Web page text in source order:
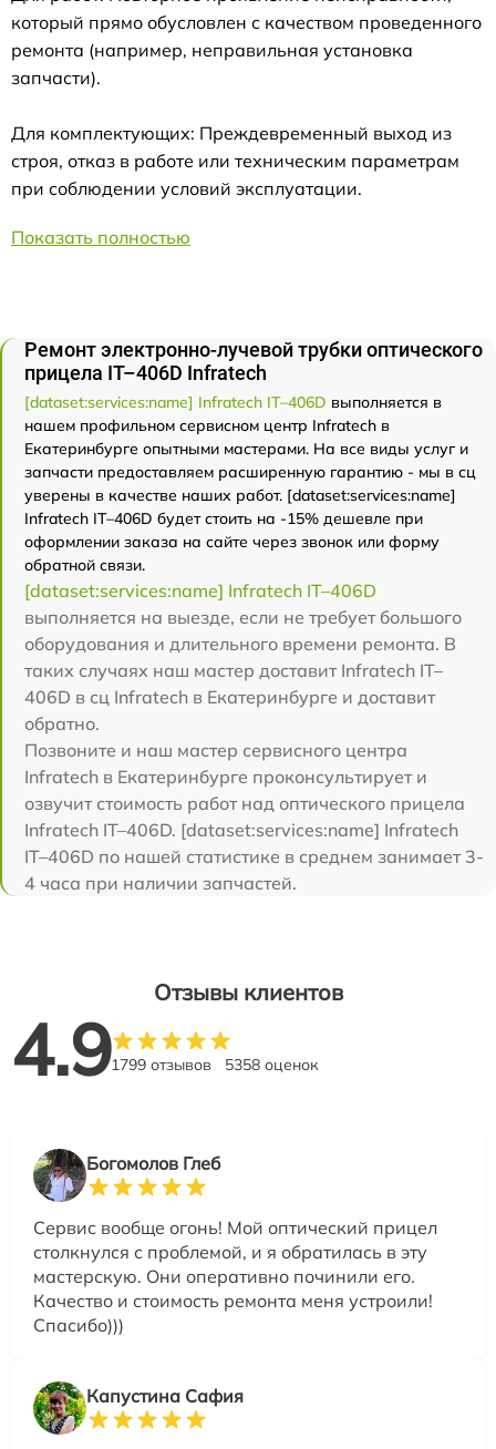
который прямо обусловлен с качеством проведенного
ремонта (например, неправильная установка
запчасти).
Для комплектующих: Преждевременный выход из
строя, отказ в работе или техническим параметрам
при соблюдении условий эксплуатации.
Показать полностью
Ремонт электронно-лучевой трубки оптического
прицела IT–406D Infratech
[dataset:services:name] Infratech IT–406D выполняется в
нашем профильном сервисном центр Infratech в
Екатеринбурге опытными мастерами. На все виды услуг и
запчасти предоставляем расширенную гарантию - мы в сц
уверены в качестве наших работ. [dataset:services:name]
Infratech IT–406D будет стоить на -15% дешевле при
оформлении заказа на сайте через звонок или форму
обратной связи.
[dataset:services:name] Infratech IT–406D
выполняется на выезде, если не требует большого
оборудования и длительного времени ремонта. В
таких случаях наш мастер доставит Infratech IT–
406D в сц Infratech в Екатеринбурге и доставит
обратно.
Позвоните и наш мастер сервисного центра
Infratech в Екатеринбурге проконсультирует и
озвучит стоимость работ над оптического прицела
Infratech IT–406D. [dataset:services:name] Infratech
IT–406D по нашей статистике в среднем занимает 3-
4 часа при наличии запчастей.
Отзывы клиентов
4.91799 отзывов 5358 оценок
Богомолов Глеб
Сервис вообще огонь! Мой оптический прицел
столкнулся с проблемой, и я обратилась в эту
мастерскую. Они оперативно починили его.
Качество и стоимость ремонта меня устроили!
Спасибо)))
Капустина Сафия